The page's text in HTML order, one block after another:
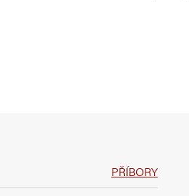
PŘÍBORY